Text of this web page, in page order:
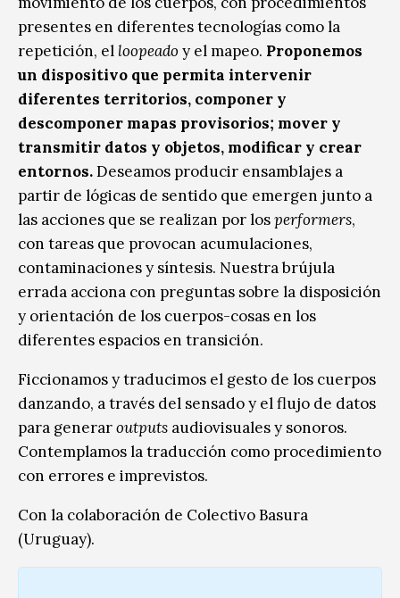
presentes en diferentes tecnologías como la
repetición, el loopeado y el mapeo. Proponemos
un dispositivo que permita intervenir
diferentes territorios, componer y
descomponer mapas provisorios; mover y
transmitir datos y objetos, modificar y crear
entornos.Deseamos producir ensamblajes a
partir de lógicas de sentido que emergen junto a
las acciones que se realizan por losperformers,
con tareas que provocan acumulaciones,
contaminaciones y síntesis. Nuestra brújula
errada acciona con preguntas sobre la disposición
y orientación de los cuerpos-cosas en los
diferentes espacios en transición.
Ficcionamos y traducimos el gesto de los cuerpos
danzando, a través del sensado y el flujo de datos
para generaroutputs audiovisuales y sonoros.
Contemplamos la traducción como procedimiento
con errores e imprevistos.
Con la colaboración de Colectivo Basura
(Uruguay).